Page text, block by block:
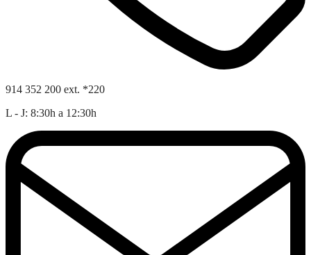
914 352 200 ext. *220
L - J: 8:30h a 12:30h